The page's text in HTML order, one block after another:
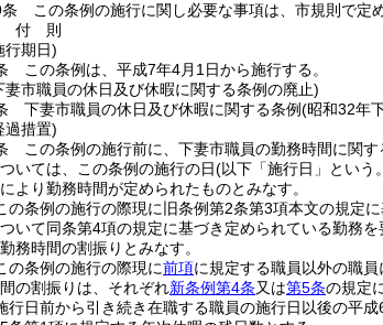
この条例の施行に関し必要な事項は、市規則で定め
付 則
行期日)
この条例は、平成7年4月1日から施行する。
妻市職員の休日及び休暇に関する条例の廃止)
下妻市職員の休日及び休暇に関する条例(昭和32年
過措置)
この条例の施行前に、下妻市職員の勤務時間に関す
いては、この条例の施行の日(以下「施行日」という
より勤務時間が定められたものとみなす。
の条例の施行の際現に旧条例第2条第3項本文の規定
いて同条第4項の規定に基づき定められている勤務
務時間の割振りとみなす。
の条例の施行の際現に前項に規定する職員以外の職
の割振りは、それぞれ新条例第4条又は第5条の規定
行日前から引き続き在職する職員の施行日以後の平